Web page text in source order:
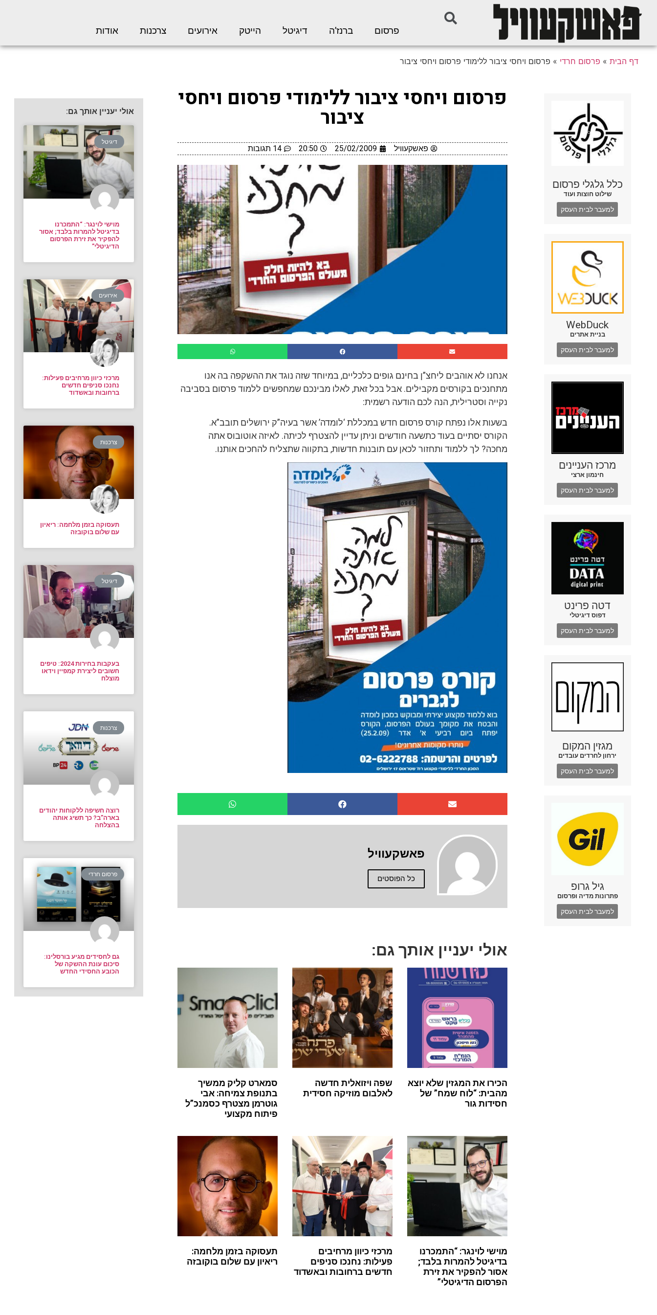
פרסום ברנז’ה דיגיטל הייטק אירועים צרכנות אודות
דף הבית » פרסום חרדי » פרסום ויחסי ציבור ללימודי פרסום ויחסי ציבור
כלל גלגלי פרסום
שילוט חוצות ועוד
למעבר לבית העסק
WebDuck
בניית אתרים
למעבר לבית העסק
מרכז העניינים
חינמון ארצי
למעבר לבית העסק
דטה פרינט
דפוס דיגיטלי
למעבר לבית העסק
מגזין המקום
ירחון לחרדים עובדים
למעבר לבית העסק
גיל גרופ
פתרונות מדיה ופרסום
למעבר לבית העסק
פרסום ויחסי ציבור ללימודי פרסום ויחסי
ציבור
פאשקעוויל 25/02/2009
20:50 14 תגובות
אנחנו לא אוהבים ליחצ”ן בחינם גופים כלכליים, במיוחד שזה נוגד את ההשקפה בה אנו
מתחנכים בקורסים מקבילים. אבל בכל זאת, לאלו מבינכם שמחפשים ללמוד פרסום בסביבה
נקייה וסטרילית, הנה לכם הודעה רשמית:
בשעות אלו נפתח קורס פרסום חדש במכללת ‘לומדה’ אשר בעיה”ק ירושלים תובב”א.
הקורס יסתיים בעוד כתשעה חודשים וניתן עדיין להצטרף לכיתה. לאיזה אוטובוס אתה
מחכה? לך ללמוד ותחזור לכאן עם תובנות חדשות, בתקווה שתצליח להחכים אותנו.
פאשקעוויל
כל הפוסטים
אולי יעניין אותך גם:
הכירו את המגזין שלא יוצא
מהבית: “לוח שמח” של
חסידות גור
שפה ויזואלית חדשה
לאלבום מוזיקה חסידית
סמארט קליק ממשיך
בתנופת צמיחה: אבי
גוטרמן מצטרף כסמנכ”ל
פיתוח מקצועי
מוישי לוינגר: “התמכרנו
בדיגיטל להמרות בלבד;
אסור להפקיר את זירת
הפרסום הדיגיטלי”
מרכזי כיוון מרחיבים
פעילות: נחנכו סניפים
חדשים ברחובות ובאשדוד
תעסוקה בזמן מלחמה:
ריאיון עם שלום בוקובזה
אולי יעניין אותך גם:
דיגיטל
מוישי לוינגר: “התמכרנו
בדיגיטל להמרות בלבד; אסור
להפקיר את זירת הפרסום
הדיגיטלי”
אירועים
מרכזי כיוון מרחיבים פעילות:
נחנכו סניפים חדשים
ברחובות ובאשדוד
צרכנות
תעסוקה בזמן מלחמה: ריאיון
עם שלום בוקובזה
דיגיטל
בעקבות בחירות 2024: טיפים
חשובים ליצירת קמפיין וידאו
מוצלח
צרכנות
רוצה חשיפה ללקוחות יהודים
בארה”ב? כך תשיג אותה
בהצלחה
פרסום חרדי
גם לחסידים מגיע בורסלינו:
סיכום עונת ההשקה של
הכובע החסידי החדש